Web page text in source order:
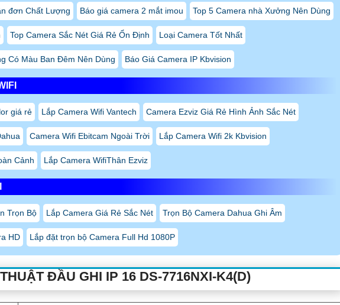
đơn Chất Lượng Báo giá camera 2 mắt imou Top 5 Camera nhà Xưởng Nên Dùng
Top Camera Sắc Nét Giá Rẻ Ổn Định Loại Camera Tốt Nhất
Có Màu Ban Đêm Nên Dùng Báo Giá Camera IP Kbvision
giá rẻ Lắp Camera Wifi Vantech Camera Ezviz Giá Rẻ Hình Ảnh Sắc Nét
Camera Wifi Ebitcam Ngoài Trời Lắp Camera Wifi 2k Kbvision
Cảnh Lắp Camera WifiThân Ezviz
Trọn Bộ Lắp Camera Giá Rẻ Sắc Nét Trọn Bộ Camera Dahua Ghi Âm
HD Lắp đặt trọn bộ Camera Full Hd 1080P
ĐẦU GHI IP 16 DS-7716NXI-K4(D)